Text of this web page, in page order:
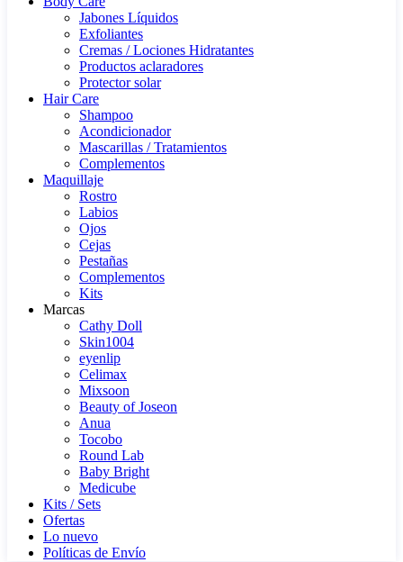
Jabones Líquidos
Exfoliantes
Cremas / Lociones Hidratantes
Productos aclaradores
Protector solar
Hair Care
Shampoo
Acondicionador
Mascarillas / Tratamientos
Complementos
Maquillaje
Rostro
Labios
Ojos
Cejas
Pestañas
Complementos
Kits
Marcas
Cathy Doll
Skin1004
eyenlip
Celimax
Mixsoon
Beauty of Joseon
Anua
Tocobo
Round Lab
Baby Bright
Medicube
Kits / Sets
Ofertas
Lo nuevo
Políticas de Envío